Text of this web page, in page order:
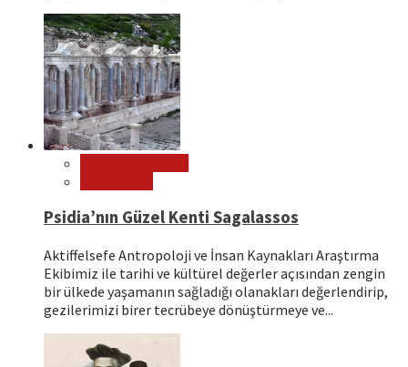
Psidia’nın Güzel Kenti Sagalassos
Aktiffelsefe Antropoloji ve İnsan Kaynakları Araştırma
Ekibimiz ile tarihi ve kültürel değerler açısından zengin
bir ülkede yaşamanın sağladığı olanakları değerlendirip,
gezilerimizi birer tecrübeye dönüştürmeye ve...